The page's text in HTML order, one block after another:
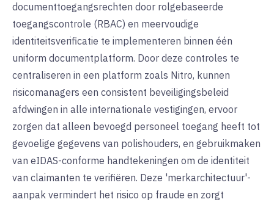
documenttoegangsrechten door rolgebaseerde
toegangscontrole (RBAC) en meervoudige
identiteitsverificatie te implementeren binnen één
uniform documentplatform. Door deze controles te
centraliseren in een platform zoals Nitro, kunnen
risicomanagers een consistent beveiligingsbeleid
afdwingen in alle internationale vestigingen, ervoor
zorgen dat alleen bevoegd personeel toegang heeft tot
gevoelige gegevens van polishouders, en gebruikmaken
van eIDAS-conforme handtekeningen om de identiteit
van claimanten te verifiëren. Deze 'merkarchitectuur'-
aanpak vermindert het risico op fraude en zorgt